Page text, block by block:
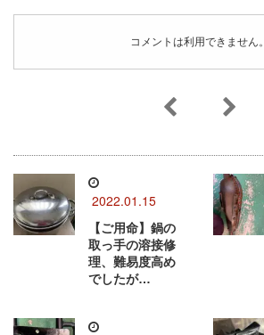
コメントは利用できません。
2022.01.15
【ご用命】鍋の
取っ手の溶接修
理、難易度高め
でしたが…